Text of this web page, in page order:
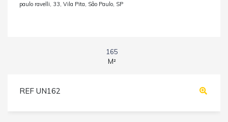
paulo ravelli, 33, Vila Pita, São Paulo, SP
165
M²
REF UN162